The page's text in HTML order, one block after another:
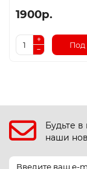
1900р.
Под
Будьте
наши